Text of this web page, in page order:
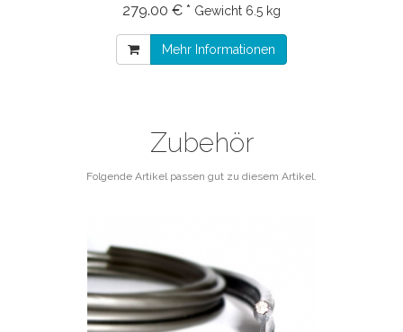
werden. Restbestand! Eiche
279.00 € * Gewicht 6.5 kg
Mehr Informationen
Zubehör
Folgende Artikel passen gut zu diesem Artikel.